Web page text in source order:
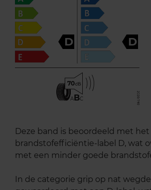
D D
70
ABC
Deze band is beoordeeld met het
brandstofefficiëntie-label D, wat
met een minder goede
In de categorie grip op nat